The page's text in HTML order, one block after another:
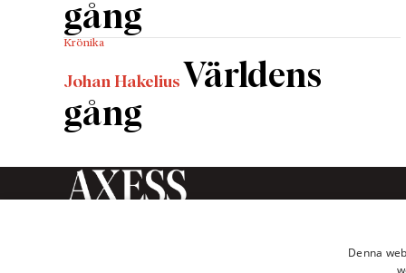
gång
Krönika
Johan Hakelius Världens
gång
Denna